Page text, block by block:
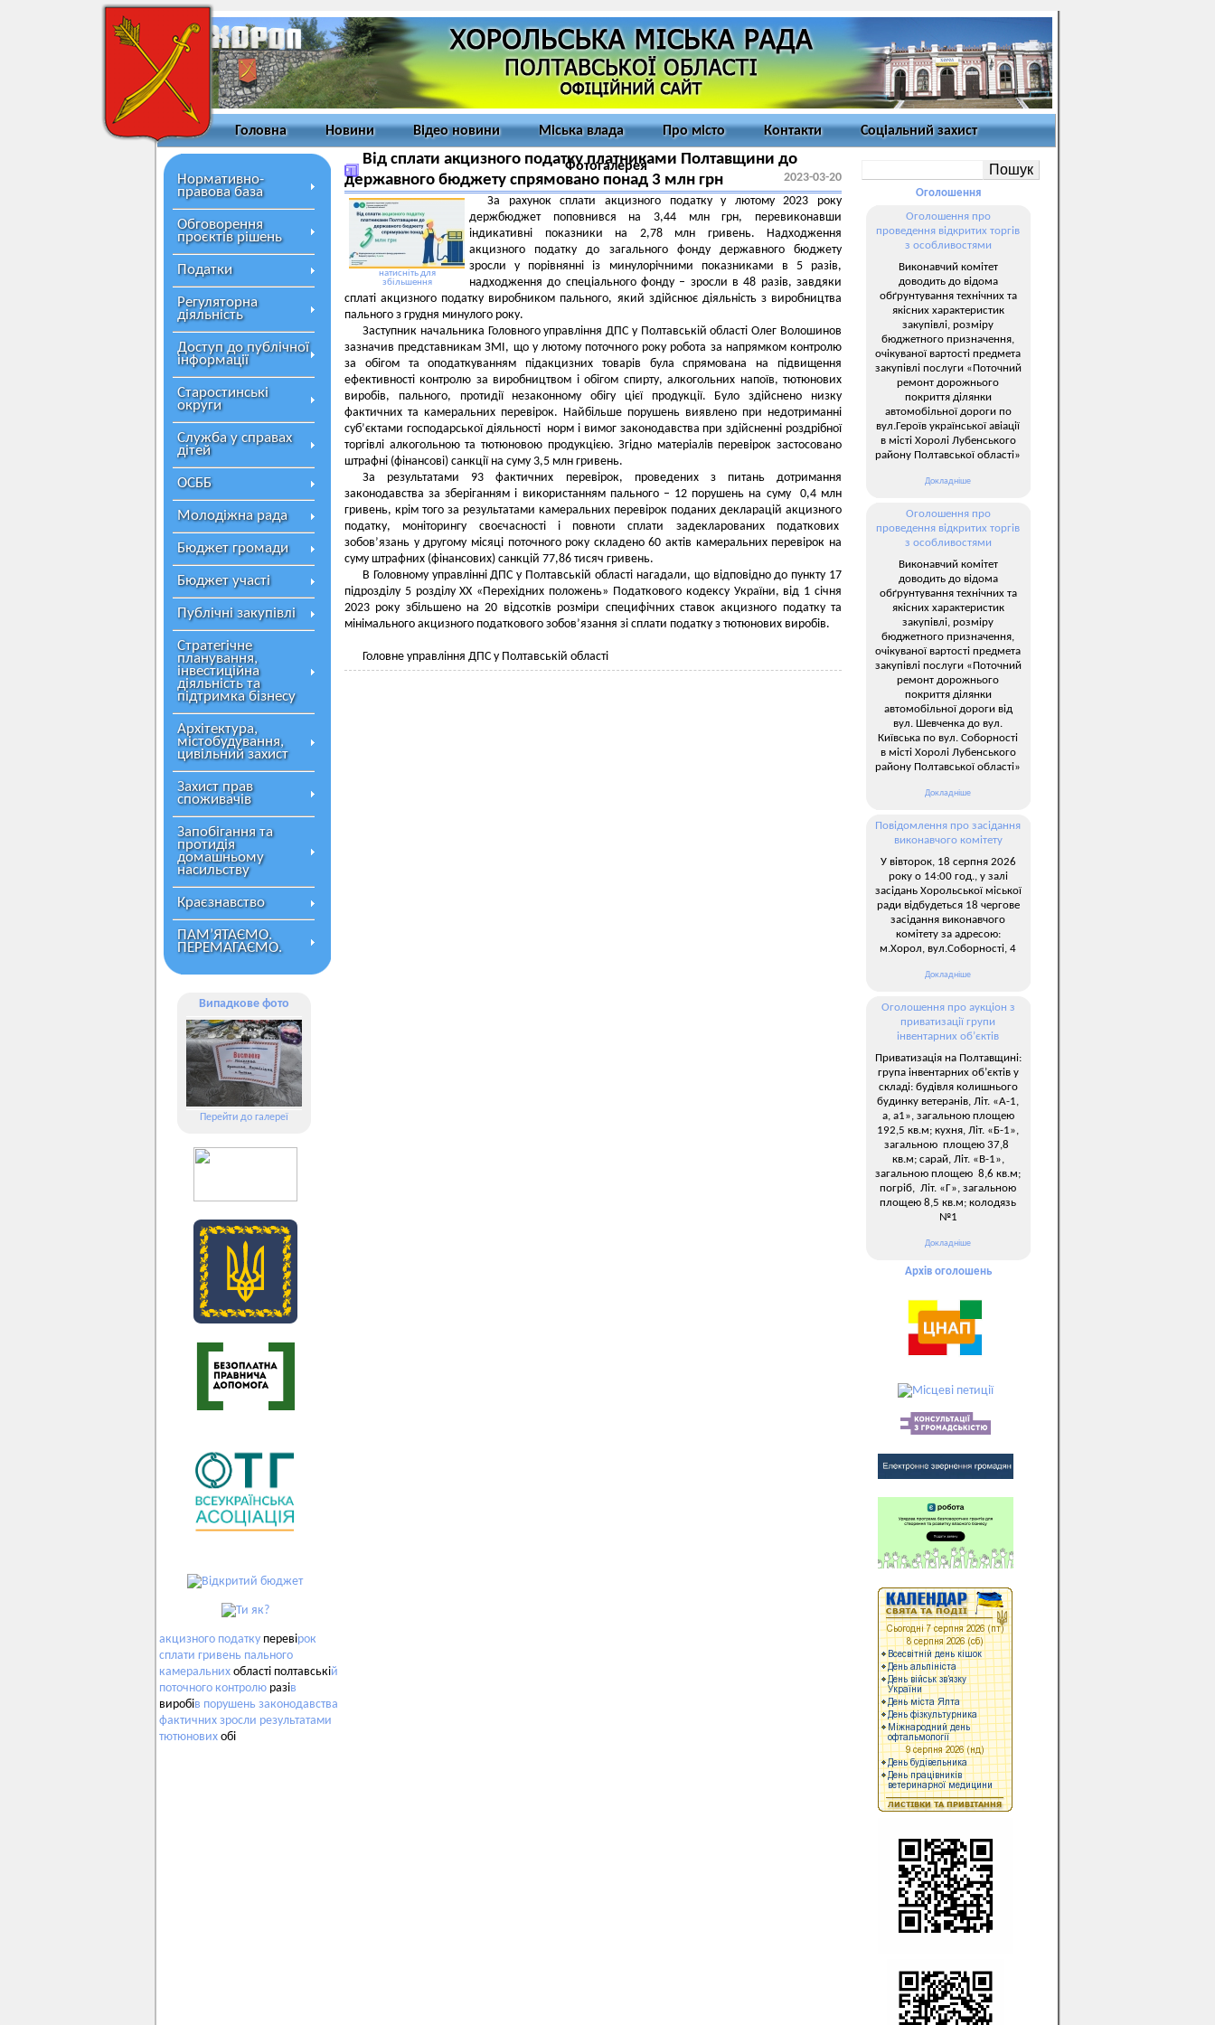
Головна Новини Відео новини Міська влада Про місто Контакти Соціальний захист
Фотогалерея
Нормативно-
правова база
Обговорення
проєктів рішень
Податки
Регуляторна
діяльність
Доступ до публічної
інформації
Старостинські
округи
Служба у справах
дітей
ОСББ
Молодіжна рада
Бюджет громади
Бюджет участі
Публічні закупівлі
Стратегічне
планування,
інвестиційна
діяльність та
підтримка бізнесу
Архітектура,
містобудування,
цивільний захист
Захист прав
споживачів
Запобігання та
протидія
домашньому
насильству
Краєзнавство
ПАМ’ЯТАЄМО.
ПЕРЕМАГАЄМО.
Випадкове фото
Перейти до галереї
акцизного податку перевірок
сплати гривень пального
камеральних області полтавській
поточного контролю разів
виробів порушень законодавства
фактичних зросли результатами
тютюнових обі
Від сплати акцизного податку платниками Полтавщини до
державного бюджету спрямовано понад 3 млн грн
2023-03-20
натисніть для
збільшення
За рахунок сплати акцизного податку у лютому 2023 року
держбюджет поповнився на 3,44 млн грн, перевиконавши
індикативні показники на 2,78 млн гривень. Надходження
акцизного податку до загального фонду державного бюджету
зросли у порівнянні із минулорічними показниками в 5 разів,
надходження до спеціального фонду – зросли в 48 разів, завдяки
сплаті акцизного податку виробником пального, який здійснює діяльність з виробництва
пального з грудня минулого року.
Заступник начальника Головного управління ДПС у Полтавській області Олег Волошинов
зазначив представникам ЗМІ, що у лютому поточного року робота за напрямком контролю
за обігом та оподаткуванням підакцизних товарів була спрямована на підвищення
ефективності контролю за виробництвом і обігом спирту, алкогольних напоїв, тютюнових
виробів, пального, протидії незаконному обігу цієї продукції. Було здійснено низку
фактичних та камеральних перевірок. Найбільше порушень виявлено при недотриманні
суб’єктами господарської діяльності норм і вимог законодавства при здійсненні роздрібної
торгівлі алкогольною та тютюновою продукцією. Згідно матеріалів перевірок застосовано
штрафні (фінансові) санкції на суму 3,5 млн гривень.
За результатами 93 фактичних перевірок, проведених з питань дотримання
законодавства за зберіганням і використанням пального – 12 порушень на суму 0,4 млн
гривень, крім того за результатами камеральних перевірок поданих декларацій акцизного
податку, моніторингу своєчасності і повноти сплати задекларованих податкових
зобов’язань у другому місяці поточного року складено 60 актів камеральних перевірок на
суму штрафних (фінансових) санкцій 77,86 тисяч гривень.
В Головному управлінні ДПС у Полтавській області нагадали, що відповідно до пункту 17
підрозділу 5 розділу ХХ «Перехідних положень» Податкового кодексу України, від 1 січня
2023 року збільшено на 20 відсотків розміри специфічних ставок акцизного податку та
мінімального акцизного податкового зобов’язання зі сплати податку з тютюнових виробів.
Головне управління ДПС у Полтавській області
Оголошення
Оголошення про
проведення відкритих торгів
з особливостями
Виконавчий комітет
доводить до відома
обґрунтування технічних та
якісних характеристик
закупівлі, розміру
бюджетного призначення,
очікуваної вартості предмета
закупівлі послуги «Поточний
ремонт дорожнього
покриття ділянки
автомобільної дороги по
вул.Героїв української авіації
в місті Хоролі Лубенського
району Полтавської області»
Докладніше
Оголошення про
проведення відкритих торгів
з особливостями
Виконавчий комітет
доводить до відома
обґрунтування технічних та
якісних характеристик
закупівлі, розміру
бюджетного призначення,
очікуваної вартості предмета
закупівлі послуги «Поточний
ремонт дорожнього
покриття ділянки
автомобільної дороги від
вул. Шевченка до вул.
Київська по вул. Соборності
в місті Хоролі Лубенського
району Полтавської області»
Докладніше
Повідомлення про засідання
виконавчого комітету
У вівторок, 18 серпня 2026
року о 14:00 год., у залі
засідань Хорольської міської
ради відбудеться 18 чергове
засідання виконавчого
комітету за адресою:
м.Хорол, вул.Соборності, 4
Докладніше
Оголошення про аукціон з
приватизації групи
інвентарних об’єктів
Приватизація на Полтавщині:
група інвентарних об’єктів у
складі: будівля колишнього
будинку ветеранів, Літ. «А-1,
а, а1», загальною площею
192,5 кв.м; кухня, Літ. «Б-1»,
загальною площею 37,8
кв.м; сарай, Літ. «В-1»,
загальною площею 8,6 кв.м;
погріб, Літ. «Г», загальною
площею 8,5 кв.м; колодязь
№1
Докладніше
Архів оголошень